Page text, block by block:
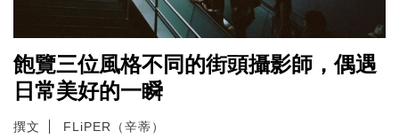
飽覽三位風格不同的街頭攝影師，偶遇
日常美好的一瞬
撰文 FLiPER（辛蒂）